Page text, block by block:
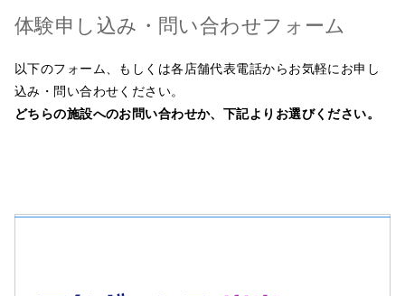
体験申し込み・問い合わせフォーム
以下のフォーム、もしくは各店舗代表電話からお気軽にお申し
込み・問い合わせください。
どちらの施設へのお問い合わせか、下記よりお選びください。